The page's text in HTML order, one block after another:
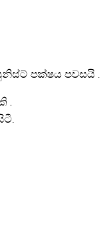
පක්ෂය පවසයි .
.